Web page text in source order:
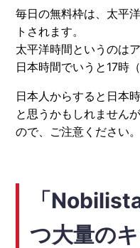
毎日の無料枠は、太平
トされます。
太平洋時間というのは
日本時間でいうと17時
日本人からすると日本
と思うかもしれません
ので、ご注意ください。
「
つ大量の